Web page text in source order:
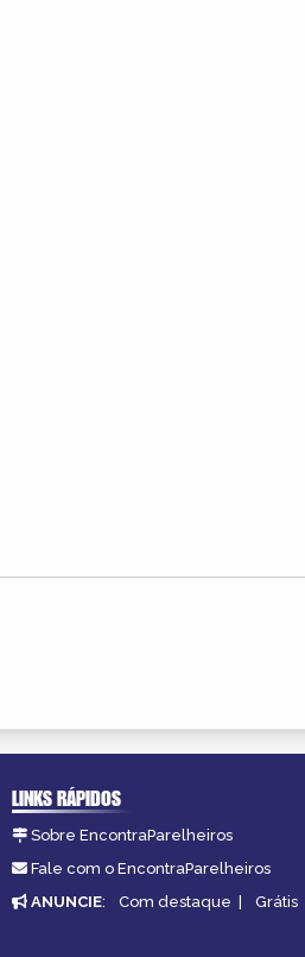
LINKS RÁPIDOS
Sobre EncontraParelheiros
Fale com o EncontraParelheiros
ANUNCIE: Com destaque | Grátis